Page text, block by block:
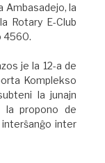
Ambasadejo, la
Rotary E-Club
4560.
je la 12-a de
Komplekso
la junajn
la propono de
inter